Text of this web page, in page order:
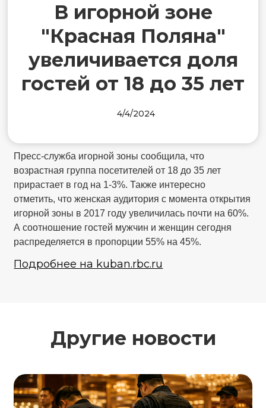
В игорной зоне
"Красная Поляна"
увеличивается доля
гостей от 18 до 35 лет
4/4/2024
Пресс-служба игорной зоны сообщила, что
возрастная группа посетителей от 18 до 35 лет
прирастает в год на 1-3%. Также интересно
отметить, что женская аудитория с момента открытия
игорной зоны в 2017 году увеличилась почти на 60%.
А соотношение гостей мужчин и женщин сегодня
распределяется в пропорции 55% на 45%.
Подробнее на kuban.rbc.ru
Другие новости